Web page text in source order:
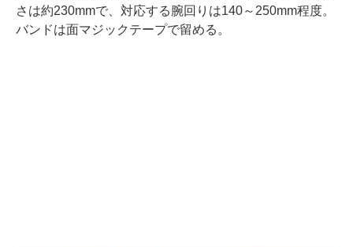
さは約230mmで、対応する腕回りは140～250mm程度。
バンドは面マジックテープで留める。